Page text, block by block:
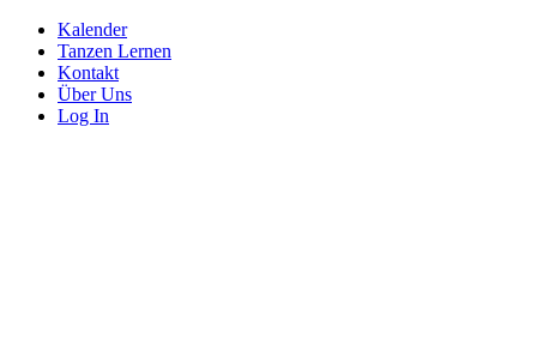
Kalender
Tanzen Lernen
Kontakt
Über Uns
Log In